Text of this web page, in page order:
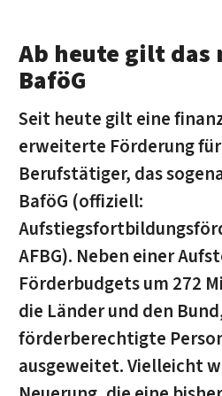
Ab heute gilt das
BaföG
Seit heute gilt eine
erweiterte Förderung
Berufstätiger, das
BaföG (offiziell:
AFBG). Neben einer
Förderbudgets um 272
die Länder und den
förderberechtigte
ausgeweitet. Vielleicht